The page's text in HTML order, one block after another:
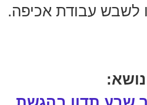
לשבש עבודת אכיפה.